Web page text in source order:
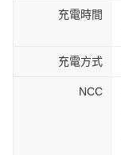
充電時間
充電方式
NCC